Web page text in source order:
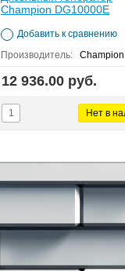
Champion DG10000E
Добавить к сравнению
Производитель:
Champion
12 936.00 руб.